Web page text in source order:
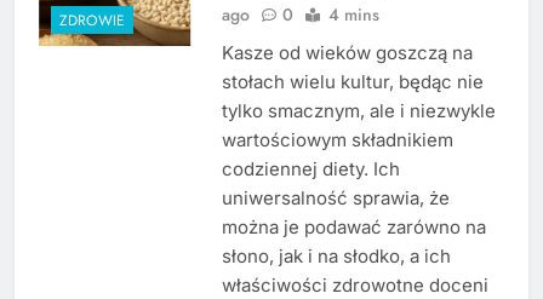
ZDROWIE
ago
0 4 mins
Kasze od wieków goszczą na
stołach wielu kultur, będąc nie
tylko smacznym, ale i niezwykle
wartościowym składnikiem
codziennej diety. Ich
uniwersalność sprawia, że
można je podawać zarówno na
słono, jak i na słodko, a ich
właściwości zdrowotne doceni